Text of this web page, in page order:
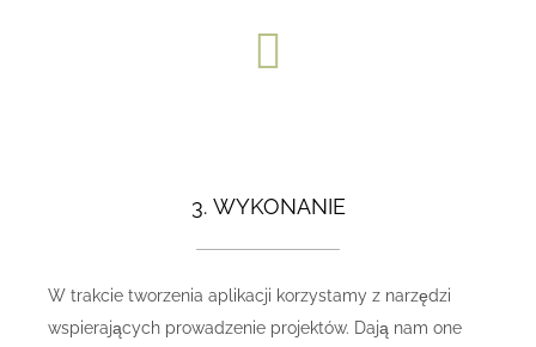
3. WYKONANIE
W trakcie tworzenia aplikacji korzystamy z narzędzi
wspierających prowadzenie projektów. Dają nam one